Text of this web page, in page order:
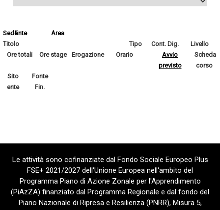
SedeEnte
Area
Titolo
Tipo Cont. Dig.
Livello
Ore totali
Ore stage Erogazione Orario
Avvio
previsto
Scheda
corso
Sito
ente
Fonte
Fin.
Le attività sono cofinanziate dal Fondo Sociale Europeo Plus
FSE+ 2021/2027 dell'Unione Europea nell'ambito del
Programma Piano di Azione Zonale per l'Apprendimento
(PiAzZA) finanziato dal Programma Regionale e dal fondo del
Piano Nazionale di Ripresa e Resilienza (PNRR), Misura 5,